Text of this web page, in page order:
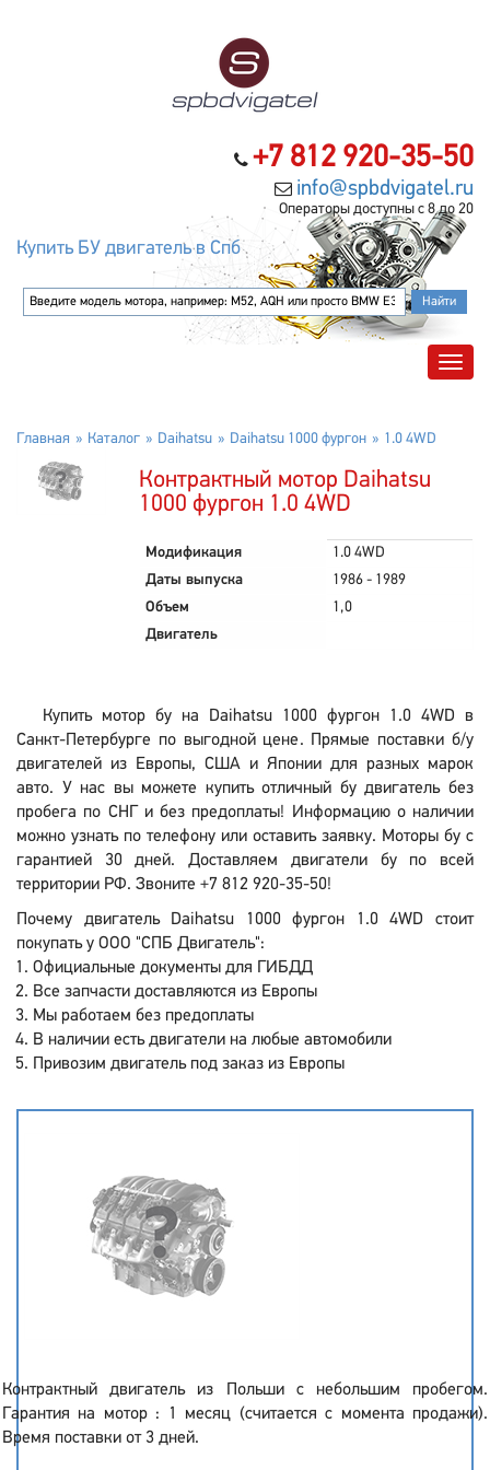
+7 812 920-35-50
info@spbdvigatel.ru
Операторы доступны с 8 до 20
Купить БУ двигатель в Спб
Главная Каталог Daihatsu Daihatsu 1000 фургон 1.0 4WD
Контрактный мотор Daihatsu
1000 фургон 1.0 4WD
Модификация
1.0 4WD
Даты выпуска
1986 - 1989
Объем
1,0
Двигатель
Купить мотор бу на Daihatsu 1000 фургон 1.0 4WD в
Санкт-Петербурге по выгодной цене. Прямые поставки б/у
двигателей из Европы, США и Японии для разных марок
авто. У нас вы можете купить отличный бу двигатель без
пробега по СНГ и без предоплаты! Информацию о наличии
можно узнать по телефону или оставить заявку. Моторы бу с
гарантией 30 дней. Доставляем двигатели бу по всей
территории РФ. Звоните +7 812 920-35-50!
Почему двигатель Daihatsu 1000 фургон 1.0 4WD стоит
покупать у ООО "СПБ Двигатель":
Официальные документы для ГИБДД
Все запчасти доставляются из Европы
Мы работаем без предоплаты
В наличии есть двигатели на любые автомобили
Привозим двигатель под заказ из Европы
Контрактный двигатель из Польши с небольшим пробегом.
Гарантия на мотор : 1 месяц (считается с момента продажи).
Время поставки от 3 дней.